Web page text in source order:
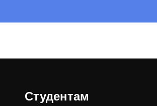
Студентам